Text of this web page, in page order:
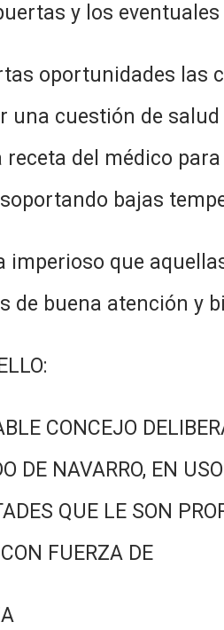
y los
oportunidades las
una cuestión de
del médico
bajas
imperioso que
de buena atención y
CONCEJO
DE NAVARRO, EN
QUE LE SON
FUERZA DE